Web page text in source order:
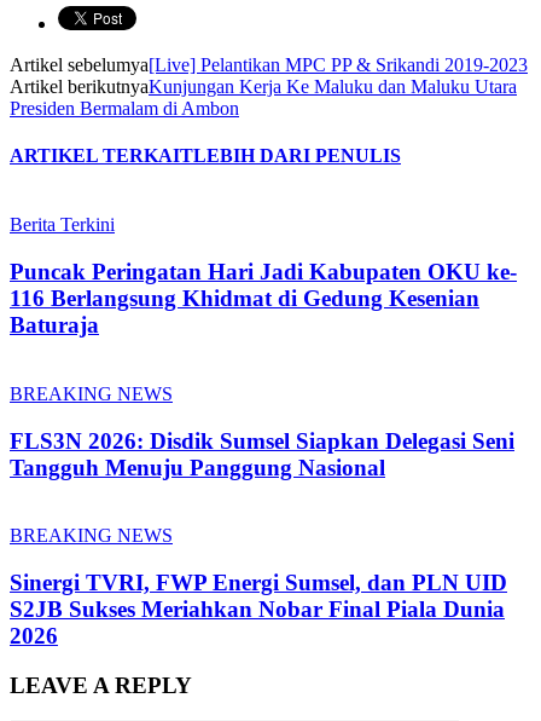
Artikel sebelumya[Live] Pelantikan MPC PP & Srikandi 2019-2023
Artikel berikutnyaKunjungan Kerja Ke Maluku dan Maluku Utara
Presiden Bermalam di Ambon
ARTIKEL TERKAITLEBIH DARI PENULIS
Berita Terkini
Puncak Peringatan Hari Jadi Kabupaten OKU ke-
116 Berlangsung Khidmat di Gedung Kesenian
Baturaja
BREAKING NEWS
FLS3N 2026: Disdik Sumsel Siapkan Delegasi Seni
Tangguh Menuju Panggung Nasional
BREAKING NEWS
Sinergi TVRI, FWP Energi Sumsel, dan PLN UID
S2JB Sukses Meriahkan Nobar Final Piala Dunia
2026
LEAVE A REPLY